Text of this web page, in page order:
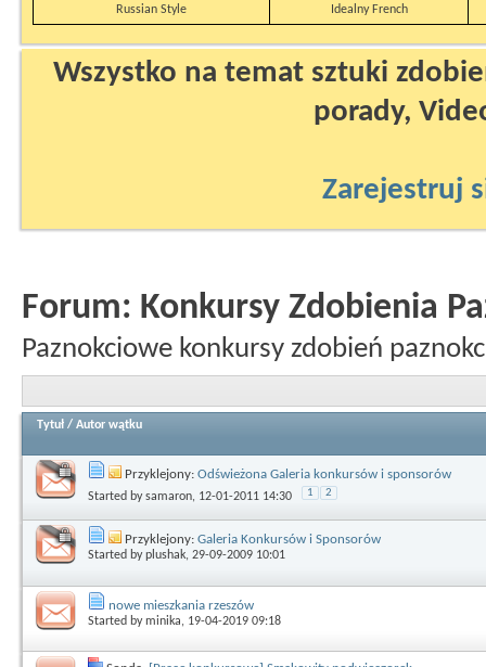
Russian Style
Idealny French
Wszystko na temat sztuki
porady,
Zarejestruj
Forum: Konkursy Zdobienia
Paznokciowe konkursy zdobień
Tytuł / Autor wątku
Przyklejony: Odświeżona Galeria konkursów i sponsorów
Started bysamaron, 12-01-2011 14:30 1 2
Przyklejony: Galeria Konkursów i Sponsorów
Started byplushak, 29-09-2009 10:01
nowe mieszkania rzeszów
Started byminika, 19-04-2019 09:18